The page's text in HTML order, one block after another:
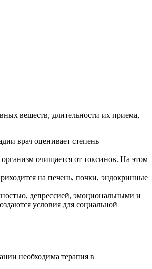
веществ, длительности их приема,
врач оценивает степень
очищается от токсинов. На этом
на печень, почки, эндокринные
депрессией, эмоциональными и
условия для социальной
необходима терапия в